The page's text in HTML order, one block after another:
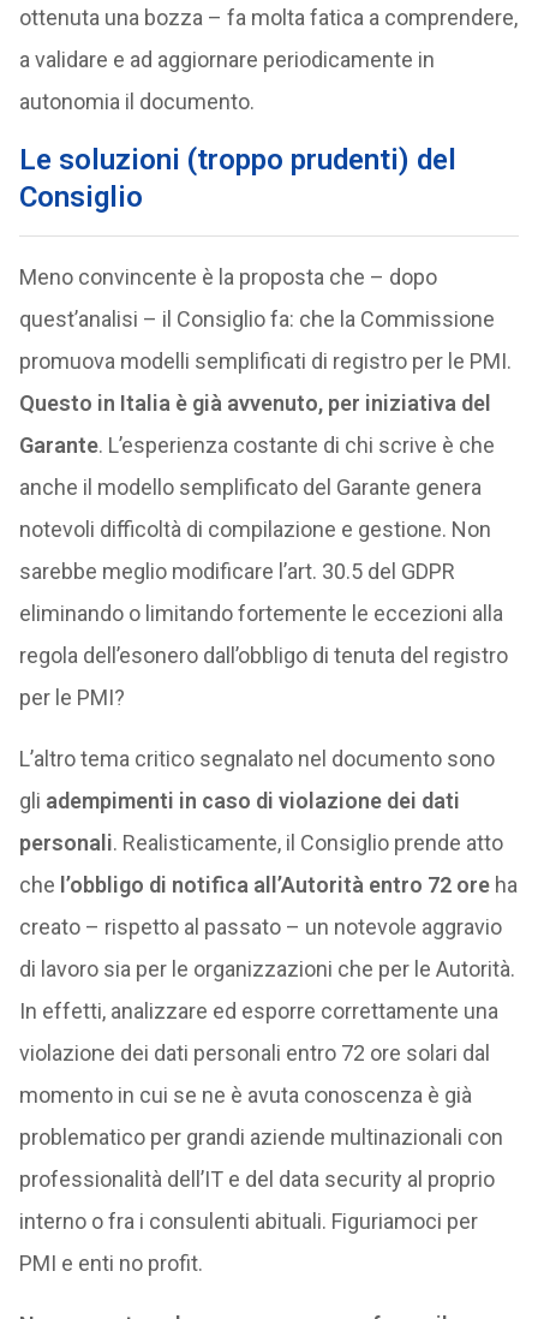
ottenuta una bozza – fa molta fatica a comprendere,
a validare e ad aggiornare periodicamente in
autonomia il documento.
Le soluzioni (troppo prudenti) del
Consiglio
Meno convincente è la proposta che – dopo
quest’analisi – il Consiglio fa: che la Commissione
promuova modelli semplificati di registro per le PMI.
Questo in Italia è già avvenuto, per iniziativa del
Garante. L’esperienza costante di chi scrive è che
anche il modello semplificato del Garante genera
notevoli difficoltà di compilazione e gestione. Non
sarebbe meglio modificare l’art. 30.5 del GDPR
eliminando o limitando fortemente le eccezioni alla
regola dell’esonero dall’obbligo di tenuta del registro
per le PMI?
L’altro tema critico segnalato nel documento sono
gli adempimenti in caso di violazione dei dati
personali. Realisticamente, il Consiglio prende atto
che l’obbligo di notifica all’Autorità entro 72 oreha
creato – rispetto al passato – un notevole aggravio
di lavoro sia per le organizzazioni che per le Autorità.
In effetti, analizzare ed esporre correttamente una
violazione dei dati personali entro 72 ore solari dal
momento in cui se ne è avuta conoscenza è già
problematico per grandi aziende multinazionali con
professionalità dell’IT e del data security al proprio
interno o fra i consulenti abituali. Figuriamoci per
PMI e enti no profit.